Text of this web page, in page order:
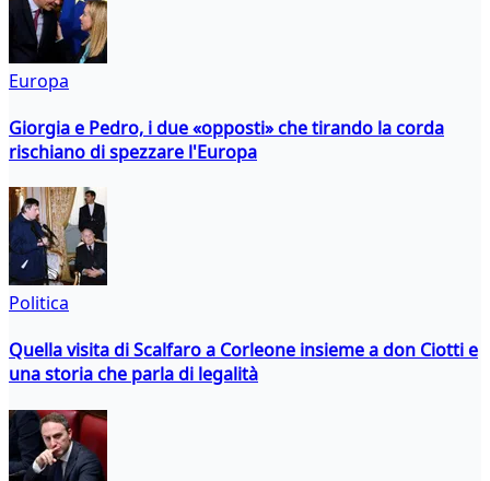
Europa
Giorgia e Pedro, i due «opposti» che tirando la corda
rischiano di spezzare l'Europa
Politica
Quella visita di Scalfaro a Corleone insieme a don Ciotti e
una storia che parla di legalità